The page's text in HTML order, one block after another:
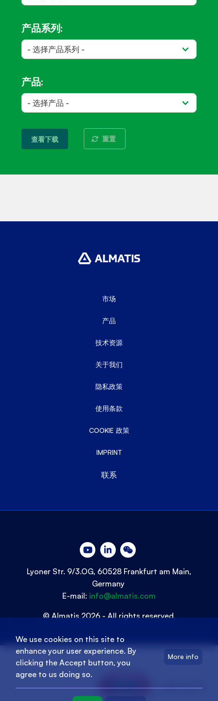
产品系列:
产品:
查看下载 重置
市场
产品
技术资源
关于我们
隐私政策
使用条款
COOKIE 政策
IMPRINT
联系
Lyoner Str. 9/3.OG, 60528 Frankfurt am Main,
Germany
E-mail: info@almatis.com
© Almatis 2026 - All rights reserved.
oyak.com.tr
We use cookies on this site to
enhance your user experience. By
clicking the Accept button, you
agree to us doing so.
More info